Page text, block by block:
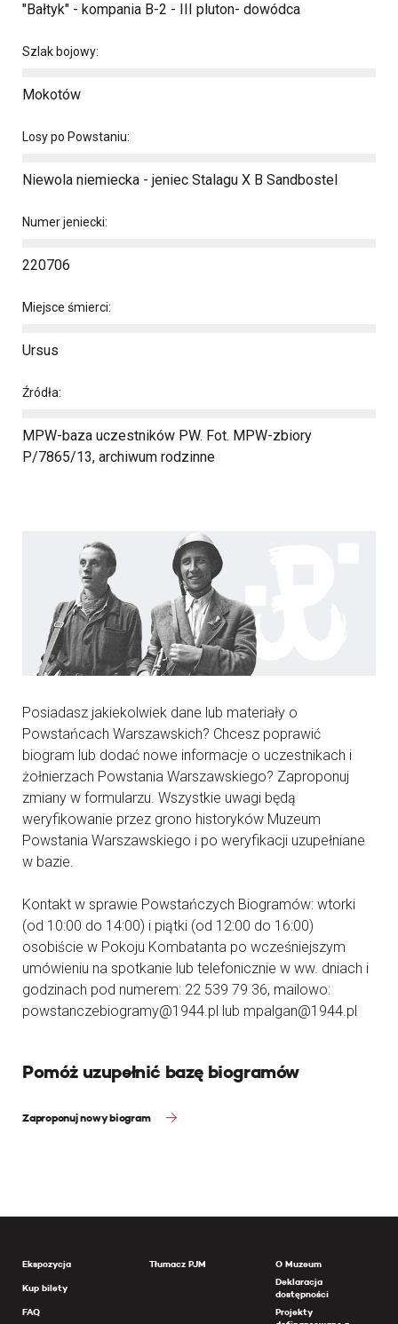
"Bałtyk" - kompania B-2 - III pluton- dowódca
Szlak bojowy:
Mokotów
Losy po Powstaniu:
Niewola niemiecka - jeniec Stalagu X B Sandbostel
Numer jeniecki:
220706
Miejsce śmierci:
Ursus
Źródła:
MPW-baza uczestników PW. Fot. MPW-zbiory
P/7865/13, archiwum rodzinne
Posiadasz jakiekolwiek dane lub materiały o
Powstańcach Warszawskich? Chcesz poprawić
biogram lub dodać nowe informacje o uczestnikach i
żołnierzach Powstania Warszawskiego? Zaproponuj
zmiany w formularzu. Wszystkie uwagi będą
weryfikowanie przez grono historyków Muzeum
Powstania Warszawskiego i po weryfikacji uzupełniane
w bazie.
Kontakt w sprawie Powstańczych Biogramów: wtorki
(od 10:00 do 14:00) i piątki (od 12:00 do 16:00)
osobiście w Pokoju Kombatanta po wcześniejszym
umówieniu na spotkanie lub telefonicznie w ww. dniach i
godzinach pod numerem: 22 539 79 36, mailowo:
powstanczebiogramy@1944.pl lub mpalgan@1944.pl
Pomóż uzupełnić bazę biogramów
Zaproponuj nowy biogram
Ekspozycja
Kup bilety
FAQ
Tłumacz PJM
O Muzeum
Deklaracja
dostępności
Projekty